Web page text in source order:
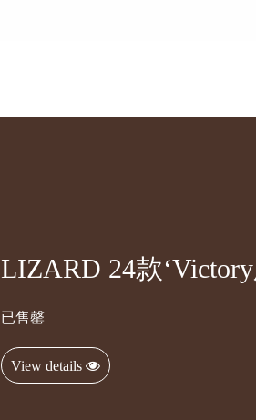
LIZARD 24款‘Victory
已售罄
View details